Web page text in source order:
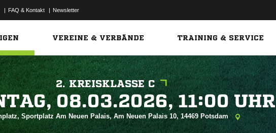
| FAQ & Kontakt | Newsletter
VEREINE & VERBÄNDE TRAINING & SERVICE
2. KREISKLASSE C
  
Sportplatz Am Neuen Palais, Am Neuen Palais 10, 14469 Potsdam